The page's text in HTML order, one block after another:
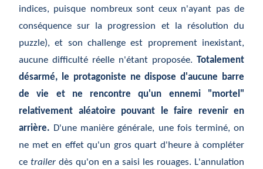
indices, puisque nombreux sont ceux n'ayant pas de
conséquence sur la progression et la résolution du
puzzle), et son challenge est proprement inexistant,
aucune difficulté réelle n'étant proposée. Totalement
désarmé, le protagoniste ne dispose d'aucune barre
de vie et ne rencontre qu'un ennemi "mortel"
relativement aléatoire pouvant le faire revenir en
arrière. D'une manière générale, une fois terminé, on
ne met en effet qu'un gros quart d'heure à compléter
ce trailerdès qu'on en a saisi les rouages. L'annulation